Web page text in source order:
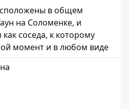
в общем
на Соломенке, и
соседа, к которому
момент и в любом виде